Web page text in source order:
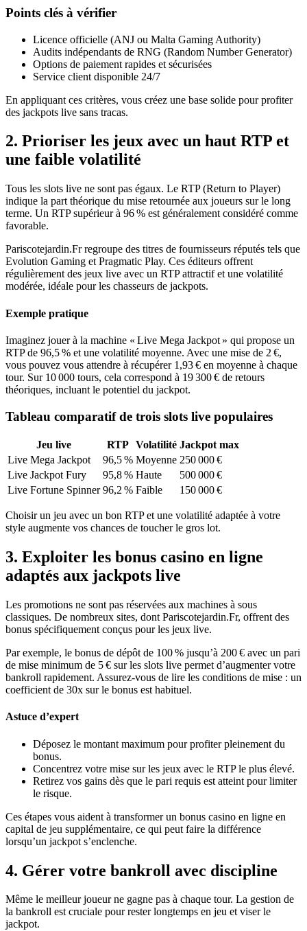
Points clés à vérifier
Licence officielle (ANJ ou Malta Gaming Authority)
Audits indépendants de RNG (Random Number Generator)
Options de paiement rapides et sécurisées
Service client disponible 24/7
En appliquant ces critères, vous créez une base solide pour profiter
des jackpots live sans tracas.
2. Prioriser les jeux avec un haut RTP et
une faible volatilité
Tous les slots live ne sont pas égaux. Le RTP (Return to Player)
indique la part théorique du mise retournée aux joueurs sur le long
terme. Un RTP supérieur à 96 % est généralement considéré comme
favorable.
Pariscotejardin.Fr regroupe des titres de fournisseurs réputés tels que
Evolution Gaming et Pragmatic Play. Ces éditeurs offrent
régulièrement des jeux live avec un RTP attractif et une volatilité
modérée, idéale pour les chasseurs de jackpots.
Exemple pratique
Imaginez jouer à la machine « Live Mega Jackpot » qui propose un
RTP de 96,5 % et une volatilité moyenne. Avec une mise de 2 €,
vous pouvez vous attendre à récupérer 1,93 € en moyenne à chaque
tour. Sur 10 000 tours, cela correspond à 19 300 € de retours
théoriques, incluant le potentiel du jackpot.
Tableau comparatif de trois slots live populaires
Jeu live RTP Volatilité Jackpot max
Live Mega Jackpot
96,5 % Moyenne 250 000 €
Live Jackpot Fury
95,8 % Haute
500 000 €
Live Fortune Spinner 96,2 % Faible 150 000 €
Choisir un jeu avec un bon RTP et une volatilité adaptée à votre
style augmente vos chances de toucher le gros lot.
3. Exploiter les bonus casino en ligne
adaptés aux jackpots live
Les promotions ne sont pas réservées aux machines à sous
classiques. De nombreux sites, dont Pariscotejardin.Fr, offrent des
bonus spécifiquement conçus pour les jeux live.
Par exemple, le bonus de dépôt de 100 % jusqu’à 200 € avec un pari
de mise minimum de 5 € sur les slots live permet d’augmenter votre
bankroll rapidement. Assurez‑vous de lire les conditions de mise : un
coefficient de 30x sur le bonus est habituel.
Astuce d’expert
Déposez le montant maximum pour profiter pleinement du
bonus.
Concentrez votre mise sur les jeux avec le RTP le plus élevé.
Retirez vos gains dès que le pari requis est atteint pour limiter
le risque.
Ces étapes vous aident à transformer un bonus casino en ligne en
capital de jeu supplémentaire, ce qui peut faire la différence
lorsqu’un jackpot s’enclenche.
4. Gérer votre bankroll avec discipline
Même le meilleur joueur ne gagne pas à chaque tour. La gestion de
la bankroll est cruciale pour rester longtemps en jeu et viser le
jackpot.